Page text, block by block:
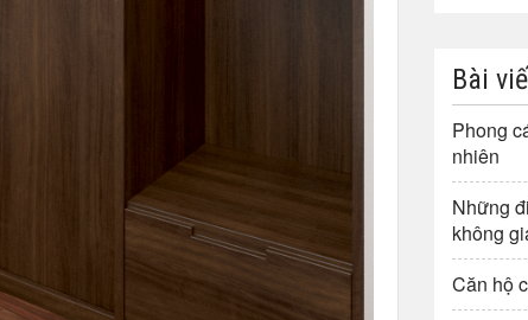
Bài
Phong
nhiên
Những
không
Căn hộ